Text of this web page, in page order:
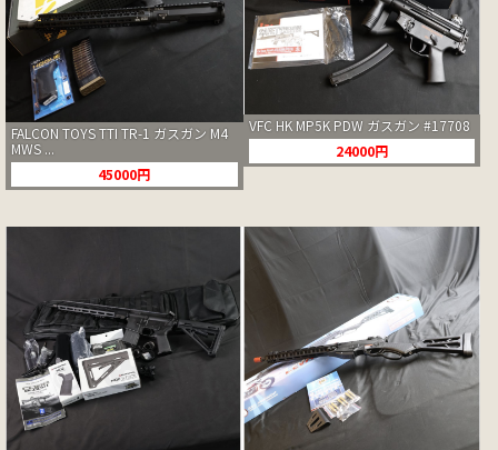
FALCON TOYS TTI TR-1 ガスガン M4
MWS ...
45000円
VFC HK MP5K PDW ガスガン #17708
24000円